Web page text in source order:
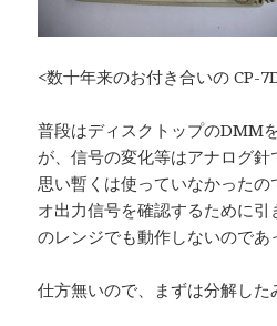
<数十年来のお付き合いの CP-
普段はディスクトップのDMM
が、信号の変化等はアナログ針
思い暫くは使っていなかったの
オ出力信号を確認するために
のレンジでも動作しないので
仕方無いので、まずは分解した